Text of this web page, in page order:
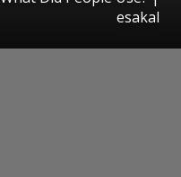
esakal